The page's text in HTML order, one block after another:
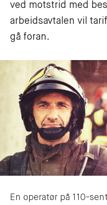
ved motstrid med
arbeidsavtalen vil
gå foran.
En operatør på 110-